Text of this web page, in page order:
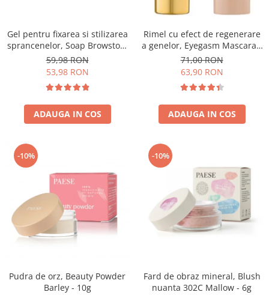
Gel pentru fixarea si stilizarea
sprancenelor, Soap Browstory
- 8g
59,98 RON
53,98 RON
ADAUGA IN COS
Rimel cu efect de regenerare
a genelor, Eyegasm Mascara -
8ml
71,00 RON
63,90 RON
ADAUGA IN COS
-10%
Pudra de orz, Beauty Powder
Barley - 10g
-10%
Fard de obraz mineral, Blush
nuanta 302C Mallow - 6g